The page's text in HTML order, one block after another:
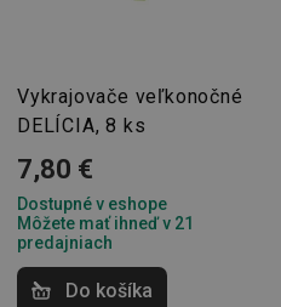
Vykrajovače veľkonočné
DELÍCIA, 8 ks
7,80 €
Dostupné v eshope
Môžete mať ihneď v 21
predajniach
Do košíka
www.tescoma.sk 1 rok